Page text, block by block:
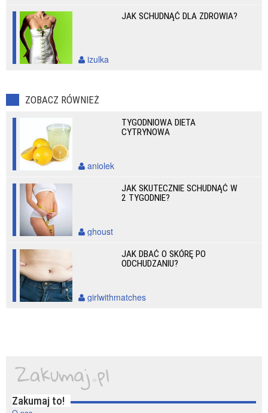
JAK SCHUDNĄĆ DLA ZDROWIA?
izulka
ZOBACZ RÓWNIEŻ
TYGODNIOWA DIETA
CYTRYNOWA
aniolek
JAK SKUTECZNIE SCHUDNĄĆ W
2 TYGODNIE?
ghoust
JAK DBAĆ O SKÓRĘ PO
ODCHUDZANIU?
girlwithmatches
Zakumaj to!